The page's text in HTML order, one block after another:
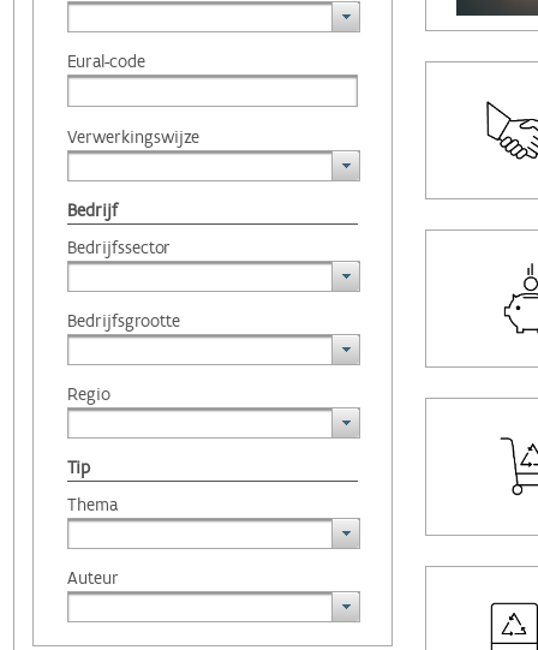
Eural-code
Verwerkingswijze
Bedrijf
Bedrijfssector
Bedrijfsgrootte
Regio
Tip
Thema
Auteur